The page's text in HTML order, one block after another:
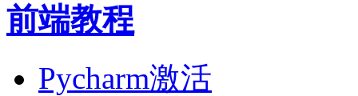
前端教程
Pycharm激活